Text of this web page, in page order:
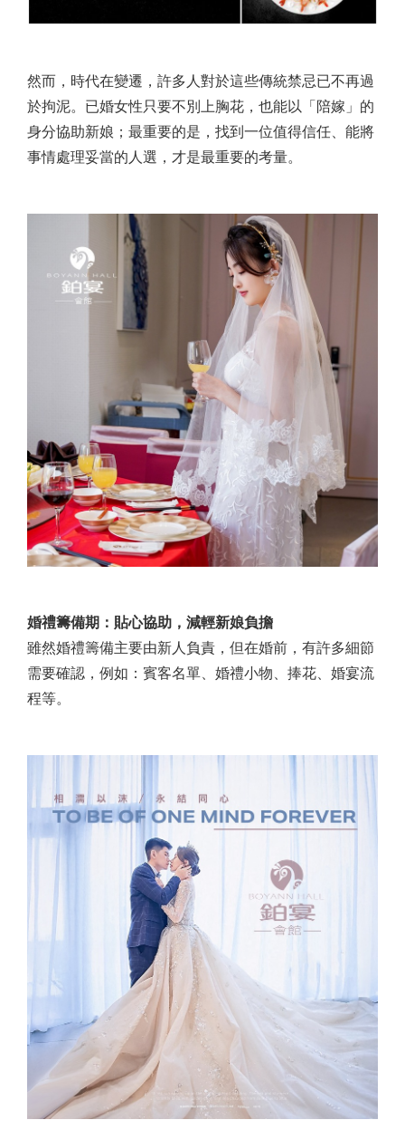
然而，時代在變遷，許多人對於這些傳統禁忌已不再過
於拘泥。已婚女性只要不別上胸花，也能以「陪嫁」的
身分協助新娘；最重要的是，找到一位值得信任、能將
事情處理妥當的人選，才是最重要的考量。
婚禮籌備期：貼心協助，減輕新娘負擔
雖然婚禮籌備主要由新人負責，但在婚前，有許多細節
需要確認，例如：賓客名單、婚禮小物、捧花、婚宴流
程等。